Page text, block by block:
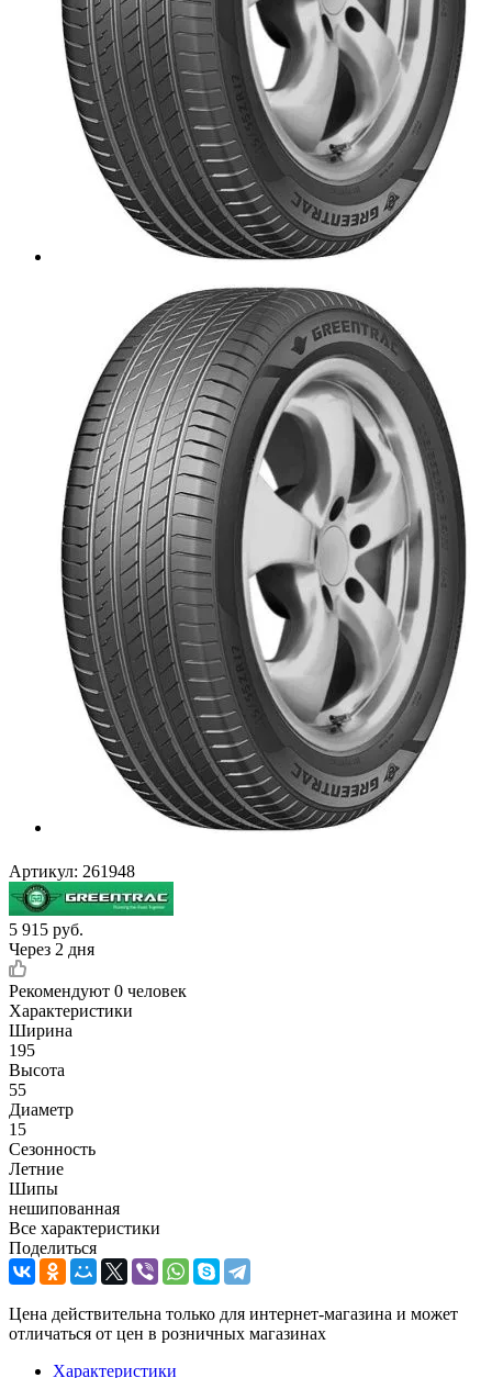
Артикул: 261948
5 915 руб.
Через 2 дня
Рекомендуют 0 человек
Характеристики
Ширина
195
Высота
55
Диаметр
15
Сезонность
Летние
Шипы
нешипованная
Все характеристики
Поделиться
Цена действительна только для интернет-магазина и может
отличаться от цен в розничных магазинах
Характеристики